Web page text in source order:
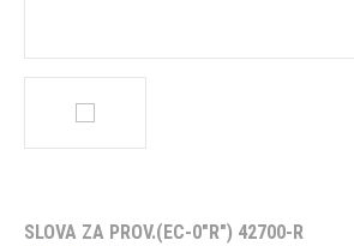
SLOVA ZA PROV.(EC-0"R") 42700-R